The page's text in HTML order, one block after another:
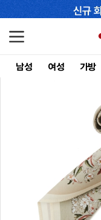
남성 여성 가방